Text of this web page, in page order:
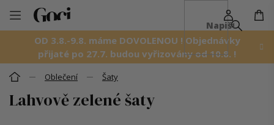
Přejít
OD 3.8.-9.8. máme DOVOLENOU ! Objednávky
přijaté po 27.7. budou vyřizovány od 10.8. !
Domů Oblečení Šaty
Lahvově zelené šaty